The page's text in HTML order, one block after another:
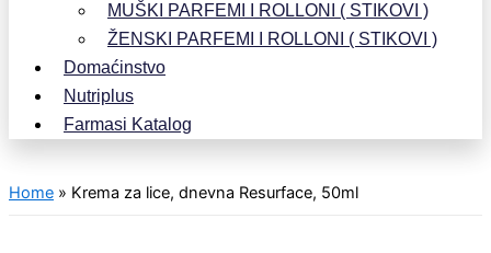
MUŠKI PARFEMI I ROLLONI ( STIKOVI )
ŽENSKI PARFEMI I ROLLONI ( STIKOVI )
Domaćinstvo
Nutriplus
Farmasi Katalog
Home » Krema za lice, dnevna Resurface, 50ml